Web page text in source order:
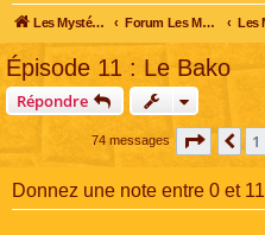
Les Mystérieuses Cités d'Or - LesCitesdOr.com Forum Les Mystérieuses Cités d'Or
Épisode 11 : Le Bako
Répondre
74 messages Page 1
Donnez une note entre 0 et